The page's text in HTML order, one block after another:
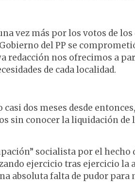
vez más por los votos de
del PP se
redacción nos ofrecimos a
de cada localidad.
casi dos meses desde
sin conocer la liquidación de
socialista por el hecho
ejercicio tras ejercicio la
absoluta falta de pudor